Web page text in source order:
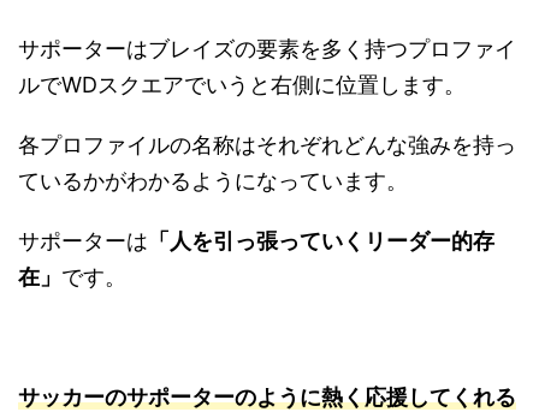
サポーターはブレイズの要素を多く持つプロファイ
ルでWDスクエアでいうと右側に位置します。
各プロファイルの名称はそれぞれどんな強みを持っ
ているかがわかるようになっています。
サポーターは 「人を引っ張っていくリーダー的存
在」 です。
サッカーのサポーターのように熱く応援してくれる